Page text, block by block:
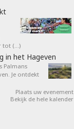
tot (…)
in het Hageven
Palmans
Je ontdekt
Plaats uw evenement
Bekijk de hele kalender